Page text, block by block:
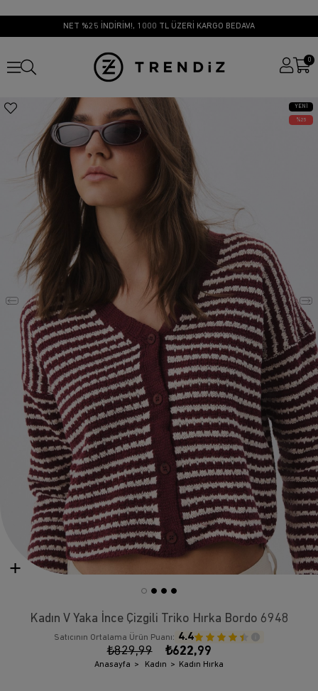
NET %25 İNDİRİM!, 1000 TL ÜZERİ KARGO BEDAVA
0
YENI
ÜRÜN
25
Kadın V Yaka İnce Çizgili Triko Hırka Bordo 6948
Satıcının Ortalama Ürün Puanı: 4.4
₺829,99 ₺622,99
Anasayfa Kadın Kadın Hırka